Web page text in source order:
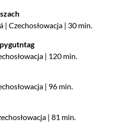
| Czechosłowacja | 30 min.
| 120 min.
| 96 min.
| 81 min.